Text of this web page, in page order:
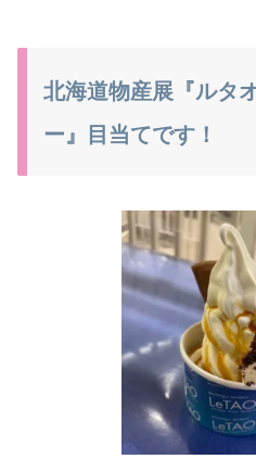
北海道物産展『ルタ
ー』目当てです！